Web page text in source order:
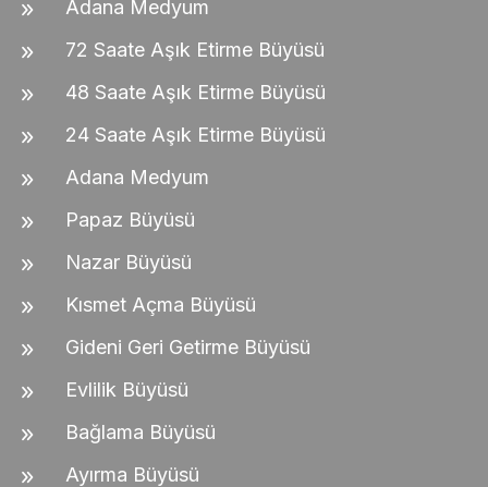
Adana Medyum
72 Saate Aşık Etirme Büyüsü
48 Saate Aşık Etirme Büyüsü
24 Saate Aşık Etirme Büyüsü
Adana Medyum
Papaz Büyüsü
Nazar Büyüsü
Kısmet Açma Büyüsü
Gideni Geri Getirme Büyüsü
Evlilik Büyüsü
Bağlama Büyüsü
Ayırma Büyüsü